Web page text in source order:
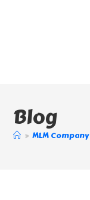
Blog
> MLM Company